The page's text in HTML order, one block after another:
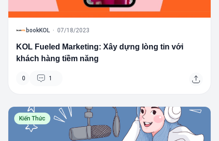
B bookKOL · 07/18/2023
KOL Fueled Marketing: Xây dựng lòng tin với
khách hàng tiềm năng
0 1
Kiến Thức